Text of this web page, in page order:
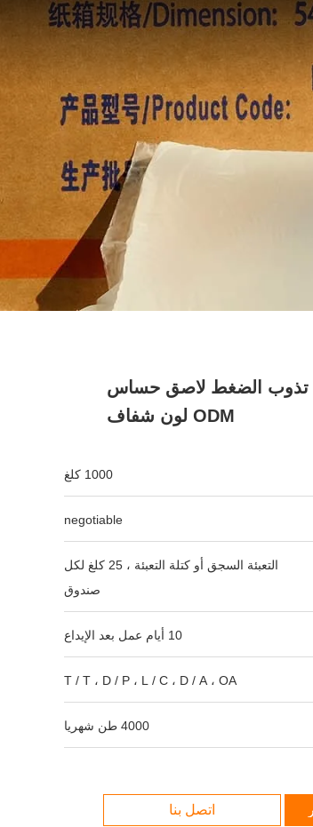
تذوب الضغط لاصق حساس
ODM لون شفاف
1000 كلغ
negotiable
التعبئة السجق أو كتلة التعبئة ، 25 كلغ لكل
صندوق
10 أيام عمل بعد الإيداع
T / T ، D / P ، L / C ، D / A ، OA
4000 طن شهريا
اتصل بنا